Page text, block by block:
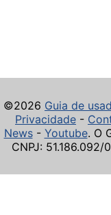
©2026 Guia de
Privacidade -
News- Youtube. O
CNPJ: